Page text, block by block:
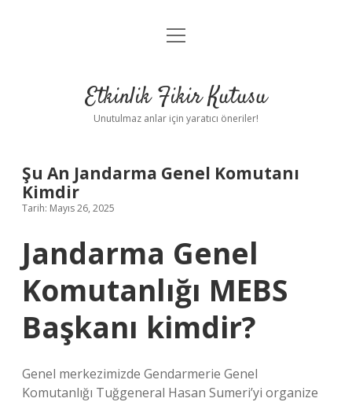
Anasayfa
Yasal Uyarı
menüyü
Etkinlik Fikir Kutusu
Unutulmaz anlar için yaratıcı öneriler!
Şu An Jandarma Genel Komutanı
Kimdir
Tarih: Mayıs 26, 2025
Jandarma Genel
Komutanlığı MEBS
Başkanı kimdir?
Genel merkezimizde Gendarmerie Genel
Komutanlığı Tuğgeneral Hasan Sumeri’yi organize